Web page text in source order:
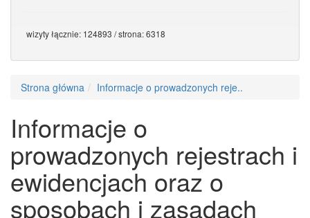
wizyty łącznie: 124893 / strona: 6318
Strona główna Informacje o prowadzonych reje..
Informacje o
prowadzonych rejestrach i
ewidencjach oraz o
sposobach i zasadach